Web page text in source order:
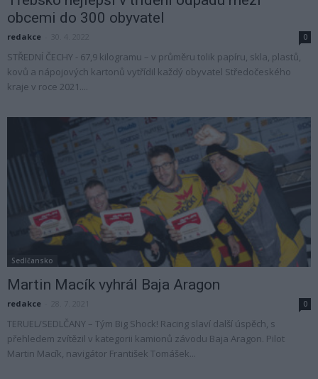
obcemi do 300 obyvatel
redakce 0
STŘEDNÍ ČECHY - 67,9 kilogramu – v průměru tolik papíru, skla, plastů,
kovů a nápojových kartonů vytřídil každý obyvatel Středočeského
kraje v roce 2021....
Sedlčansko
Martin Macík vyhrál Baja Aragon
redakce 0
TERUEL/SEDLČANY – Tým Big Shock! Racing slaví další úspěch, s
přehledem zvítězil v kategorii kamionů závodu Baja Aragon. Pilot
Martin Macík, navigátor František Tomášek...